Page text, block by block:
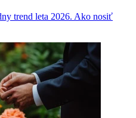
trend leta 2026. Ako nosiť